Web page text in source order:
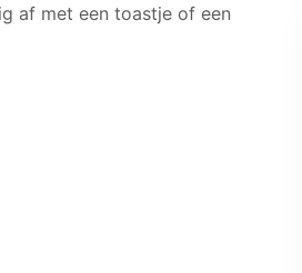
af met een toastje of een